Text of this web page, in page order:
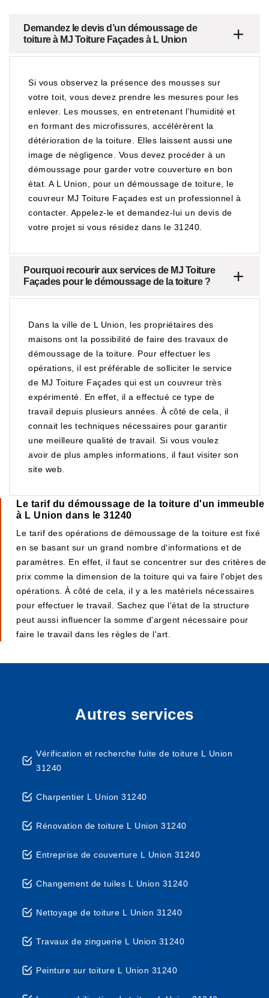
Demandez le devis d’un démoussage de
toiture à MJ Toiture Façades à L Union
Si vous observez la présence des mousses sur
votre toit, vous devez prendre les mesures pour les
enlever. Les mousses, en entretenant l’humidité et
en formant des microfissures, accélérèrent la
détérioration de la toiture. Elles laissent aussi une
image de négligence. Vous devez procéder à un
démoussage pour garder votre couverture en bon
état. A L Union, pour un démoussage de toiture, le
couvreur MJ Toiture Façades est un professionnel à
contacter. Appelez-le et demandez-lui un devis de
votre projet si vous résidez dans le 31240.
Pourquoi recourir aux services de MJ Toiture
Façades pour le démoussage de la toiture ?
Dans la ville de L Union, les propriétaires des
maisons ont la possibilité de faire des travaux de
démoussage de la toiture. Pour effectuer les
opérations, il est préférable de solliciter le service
de MJ Toiture Façades qui est un couvreur très
expérimenté. En effet, il a effectué ce type de
travail depuis plusieurs années. À côté de cela, il
connait les techniques nécessaires pour garantir
une meilleure qualité de travail. Si vous voulez
avoir de plus amples informations, il faut visiter son
site web.
Le tarif du démoussage de la toiture d'un immeuble
à L Union dans le 31240
Le tarif des opérations de démoussage de la toiture est fixé
en se basant sur un grand nombre d'informations et de
paramètres. En effet, il faut se concentrer sur des critères de
prix comme la dimension de la toiture qui va faire l'objet des
opérations. À côté de cela, il y a les matériels nécessaires
pour effectuer le travail. Sachez que l'état de la structure
peut aussi influencer la somme d'argent nécessaire pour
faire le travail dans les règles de l'art.
Autres services
Vérification et recherche fuite de toiture L Union
31240
Charpentier L Union 31240
Rénovation de toiture L Union 31240
Entreprise de couverture L Union 31240
Changement de tuiles L Union 31240
Nettoyage de toiture L Union 31240
Travaux de zinguerie L Union 31240
Peinture sur toiture L Union 31240